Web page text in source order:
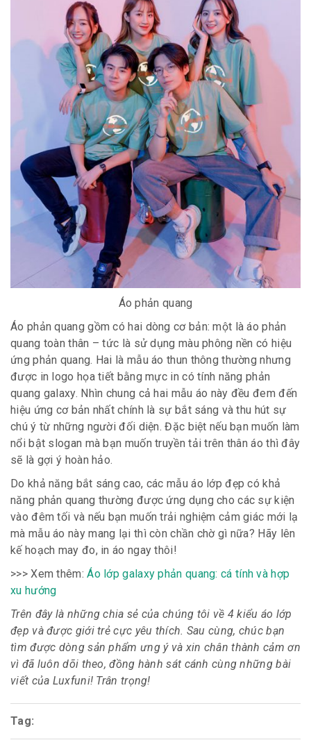
Áo phản quang
Áo phản quang gồm có hai dòng cơ bản: một là áo phản
quang toàn thân – tức là sử dụng màu phông nền có hiệu
ứng phản quang. Hai là mẫu áo thun thông thường nhưng
được in logo họa tiết bằng mực in có tính năng phản
quang galaxy. Nhìn chung cả hai mẫu áo này đều đem đến
hiệu ứng cơ bản nhất chính là sự bắt sáng và thu hút sự
chú ý từ những người đối diện. Đặc biệt nếu bạn muốn làm
nổi bật slogan mà bạn muốn truyền tải trên thân áo thì đây
sẽ là gợi ý hoàn hảo.
Do khả năng bắt sáng cao, các mẫu áo lớp đẹp có khả
năng phản quang thường được ứng dụng cho các sự kiện
vào đêm tối và nếu bạn muốn trải nghiệm cảm giác mới lạ
mà mẫu áo này mang lại thì còn chần chờ gì nữa? Hãy lên
kế hoạch may đo, in áo ngay thôi!
>>> Xem thêm:Áo lớp galaxy phản quang: cá tính và hợp
xu hướng
Trên đây là những chia sẻ của chúng tôi về 4 kiểu áo lớp
đẹp và được giới trẻ cực yêu thích. Sau cùng, chúc bạn
tìm được dòng sản phẩm ưng ý và xin chân thành cảm ơn
vì đã luôn dõi theo, đồng hành sát cánh cùng những bài
viết của Luxfuni! Trân trọng!
Tag: